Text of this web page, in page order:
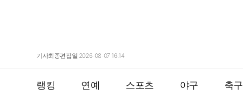
기사최종편집일 2026-08-07 16:14
랭킹 연예 스포츠 야구 축구